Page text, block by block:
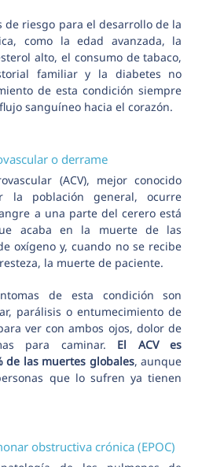
de riesgo para el desarrollo de la
como la edad avanzada, la
alto, el consumo de tabaco,
familiar y la diabetes no
de esta condición siempre
sanguíneo hacia el corazón.
o derrame
(ACV), mejor conocido
la población general, ocurre
a una parte del cerero está
acaba en la muerte de las
oxígeno y, cuando no se recibe
la muerte de paciente.
de esta condición son
parálisis o entumecimiento de
ver con ambos ojos, dolor de
para caminar. El ACV es
de las muertes globales, aunque
que lo sufren ya tienen
obstructiva crónica (EPOC)